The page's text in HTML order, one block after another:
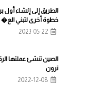
الطريق إلى إنشاء أول
خطوة أخرى لتبني الع�
2023-05-22
الصين تنشئ عملتها
ترون
2022-12-08